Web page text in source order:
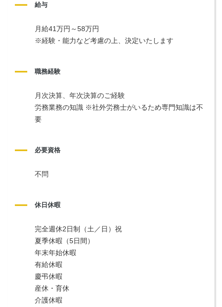
給与
月給41万円～58万円
※経験・能力など考慮の上、決定いたします
職務経験
月次決算、年次決算のご経験
労務業務の知識 ※社外労務士がいるため専門知識は不
要
必要資格
不問
休日休暇
完全週休2日制（土／日）祝
夏季休暇（5日間）
年末年始休暇
有給休暇
慶弔休暇
産休・育休
介護休暇